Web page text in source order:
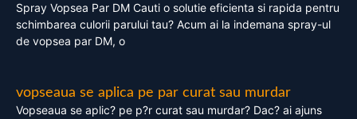
Spray Vopsea Par DM Cauti o solutie eficienta si rapida pentru
schimbarea culorii parului tau? Acum ai la indemana spray-ul
de vopsea par DM, o
vopseaua se aplica pe par curat sau murdar
Vopseaua se aplic? pe p?r curat sau murdar? Dac? ai ajuns